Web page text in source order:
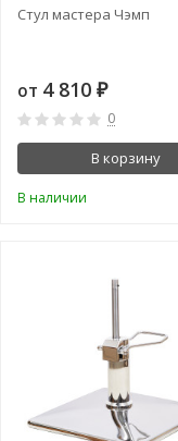
Стул мастера Чэмп
от 4 810 ₽
0
В корзину
В наличии